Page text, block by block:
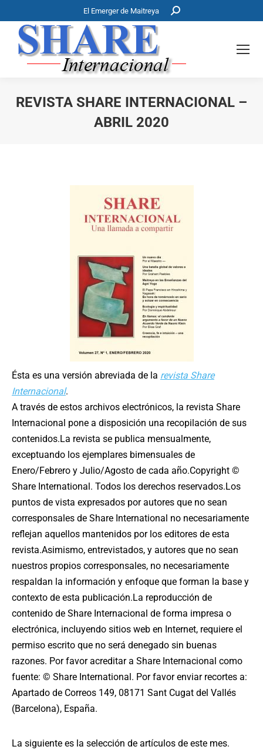
El Emerger de Maitreya Buscar:
REVISTA SHARE INTERNACIONAL –
ABRIL 2020
Ésta es una versión abreviada de la revista Share
Internacional.
A través de estos archivos electrónicos, la revista Share
Internacional pone a disposición una recopilación de sus
contenidos.La revista se publica mensualmente,
exceptuando los ejemplares bimensuales de
Enero/Febrero y Julio/Agosto de cada año.Copyright ©
Share International. Todos los derechos reservados.Los
puntos de vista expresados por autores que no sean
corresponsales de Share International no necesariamente
reflejan aquellos mantenidos por los editores de esta
revista.Asimismo, entrevistados, y autores que no sean
nuestros propios corresponsales, no necesariamente
respaldan la información y enfoque que forman la base y
contexto de esta publicación.La reproducción de
contenido de Share Internacional de forma impresa o
electrónica, incluyendo sitios web en Internet, requiere el
permiso escrito que no será denegado sin buenas
razones. Por favor acreditar a Share Inter­nacional como
fuente: © Share International. Por favor enviar recortes a:
Apartado de Correos 149, 08171 Sant Cugat del Vallés
(Barcelona), España.
La siguiente es la selección de artículos de este mes.